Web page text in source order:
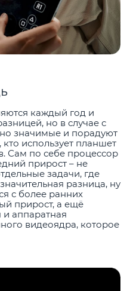
каждый год и
но в случае с
значимые и порадуют
использует планшет
Сам по себе процессор
прирост – не
задачи, где
разница, ну
с более ранних
прирост, а ещё
аппаратная
видеоядра, которое